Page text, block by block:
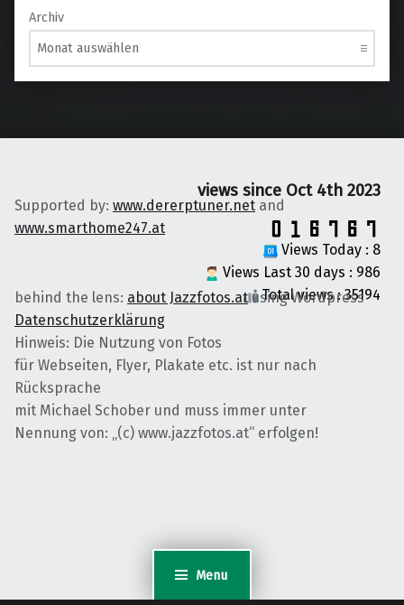
Menu
Archiv
Supported by: www.dererptuner.net and
www.smarthome247.at
behind the lens: about Jazzfotos.atusing Wordpress
Datenschutzerklärung
Hinweis: Die Nutzung von Fotos
für Webseiten, Flyer, Plakate etc. ist nur nach
Rücksprache
mit Michael Schober und muss immer unter
Nennung von: „(c) www.jazzfotos.at“ erfolgen!
views since Oct 4th 2023
Views Today : 8
Views Last 30 days : 986
Total views : 35194